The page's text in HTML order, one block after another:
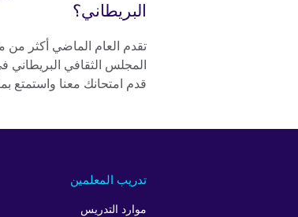
البريطاني؟
تقدم العام الماضي أكثر
قدم امتحانك معنا واستمتع
تدريب المعلمين
موارد التدريس